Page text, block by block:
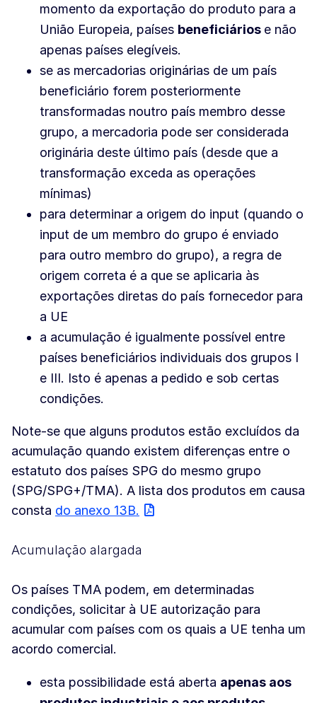
momento da exportação do produto para a
União Europeia, países beneficiários e não
apenas países elegíveis.
se as mercadorias originárias de um país
beneficiário forem posteriormente
transformadas noutro país membro desse
grupo, a mercadoria pode ser considerada
originária deste último país (desde que a
transformação exceda as operações
mínimas)
para determinar a origem do input (quando o
input de um membro do grupo é enviado
para outro membro do grupo), a regra de
origem correta é a que se aplicaria às
exportações diretas do país fornecedor para
a UE
a acumulação é igualmente possível entre
países beneficiários individuais dos grupos I
e III. Isto é apenas a pedido e sob certas
condições.
Note-se que alguns produtos estão excluídos da
acumulação quando existem diferenças entre o
estatuto dos países SPG do mesmo grupo
(SPG/SPG+/TMA). A lista dos produtos em causa
consta do anexo 13B.
Acumulação alargada
Os países TMA podem, em determinadas
condições, solicitar à UE autorização para
acumular com países com os quais a UE tenha um
acordo comercial.
esta possibilidade está aberta apenas aos